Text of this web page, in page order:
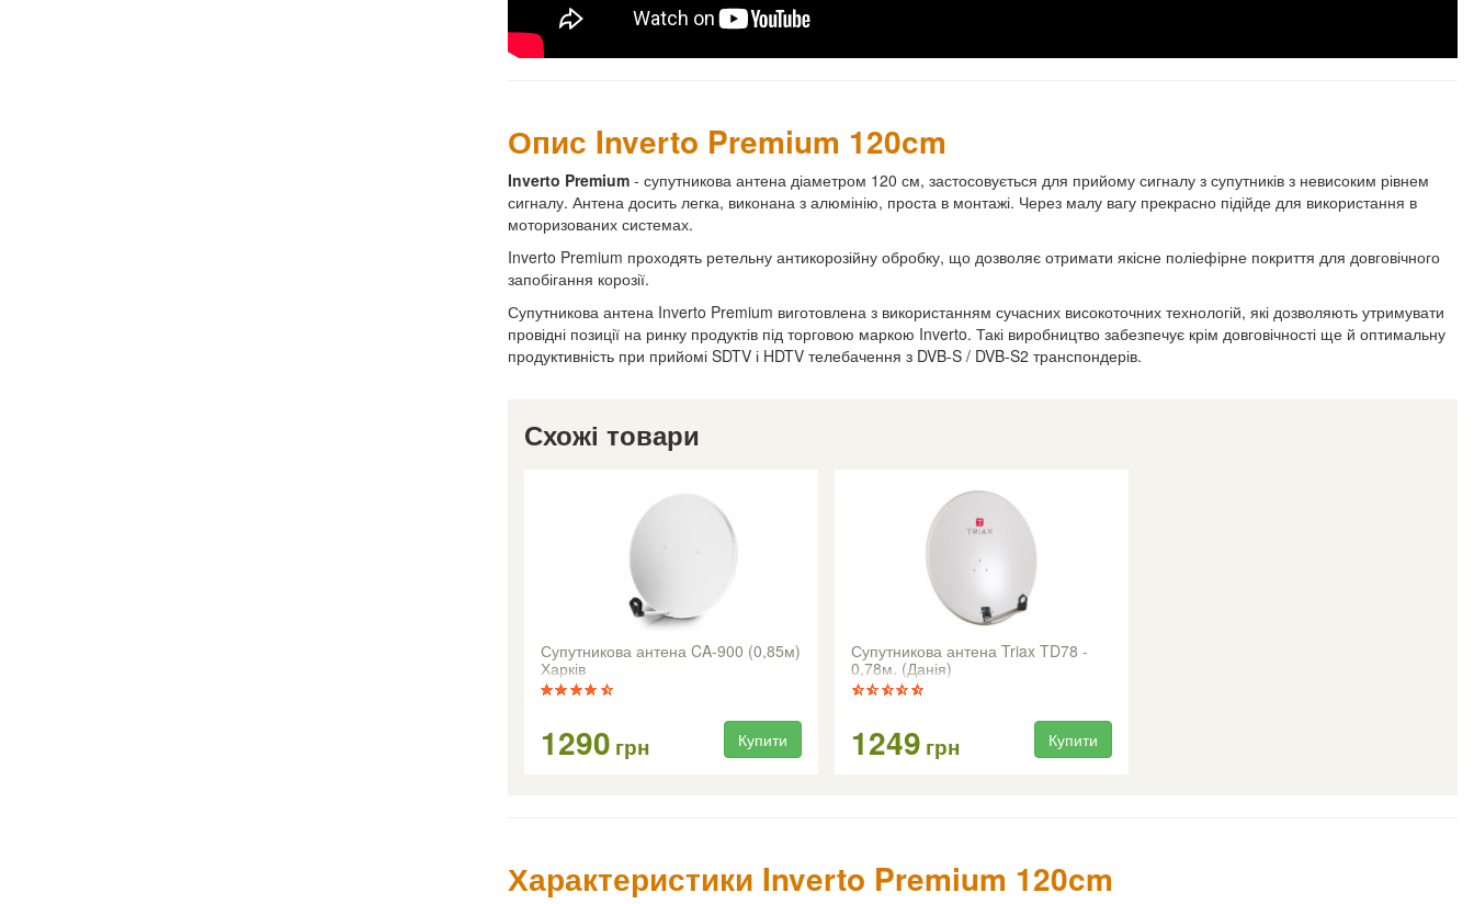
Опис Inverto Premium 120cm
Inverto Premium - супутникова антена діаметром 120 см, застосовується для прийому сигналу з супутників з невисоким рівнем
сигналу. Антена досить легка, виконана з алюмінію, проста в монтажі. Через малу вагу прекрасно підійде для використання в
моторизованих системах.
Inverto Premium проходять ретельну антикорозійну обробку, що дозволяє отримати якісне поліефірне покриття для довговічного
запобігання корозії.
Супутникова антена Inverto Premium виготовлена з використанням сучасних високоточних технологій, які дозволяють утримувати
провідні позиції на ринку продуктів під торговою маркою Inverto. Такі виробництво забезпечує крім довговічності ще й оптимальну
продуктивність при прийомі SDTV і HDTV телебачення з DVB-S / DVB-S2 транспондерів.
Схожі товари
Супутникова антена CA-900 (0,85м)
Харків
1290 грн Купити
Супутникова антена Triax TD78 -
0,78м. (Данія)
1249 грн Купити
Характеристики Inverto Premium 120cm